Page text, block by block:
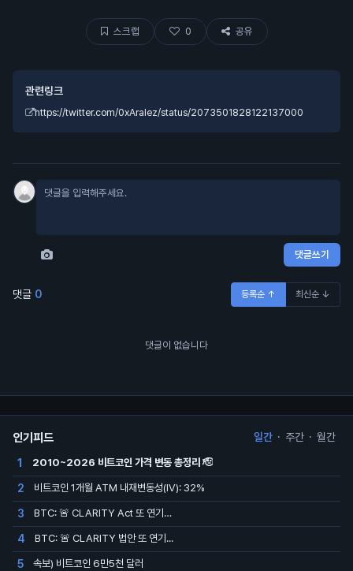
스크랩 0 공유
관련링크
https://twitter.com/0xAralez/status/2073501828122137000
댓글쓰기
댓글 0 등록순 ↑ 최신순 ↓
댓글이 없습니다
인기피드 일간 · 주간 · 월간
1 2010~2026 비트코인 가격 변동 총정리 🫡
2 비트코인 1개월 ATM 내재변동성(IV): 32%
3 BTC: 🚨 CLARITY Act 또 연기…
4 BTC: 🚨 CLARITY 법안 또 연기...
5 속보) 비트코인 6만5천 달러